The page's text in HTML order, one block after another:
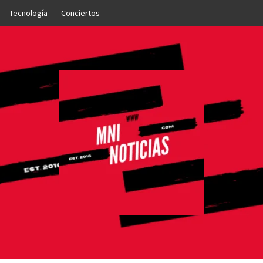
Tecnología Conciertos